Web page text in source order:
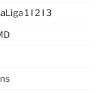
1 I 2 I 3